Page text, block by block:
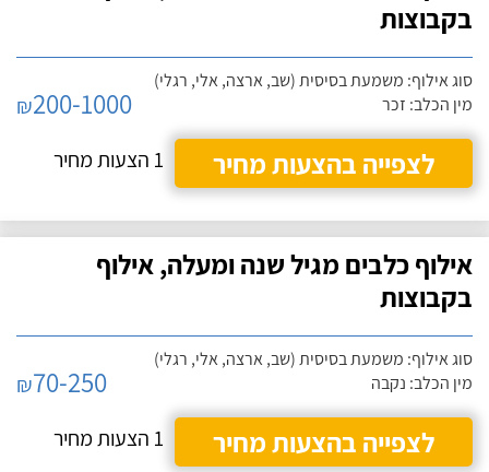
בקבוצות
סוג אילוף: משמעת בסיסית (שב, ארצה, אלי, רגלי)
מין הכלב: זכר
₪200-1000
לצפייה בהצעות מחיר
1 הצעות מחיר
אילוף כלבים מגיל שנה ומעלה, אילוף
בקבוצות
סוג אילוף: משמעת בסיסית (שב, ארצה, אלי, רגלי)
מין הכלב: נקבה
₪70-250
לצפייה בהצעות מחיר
1 הצעות מחיר